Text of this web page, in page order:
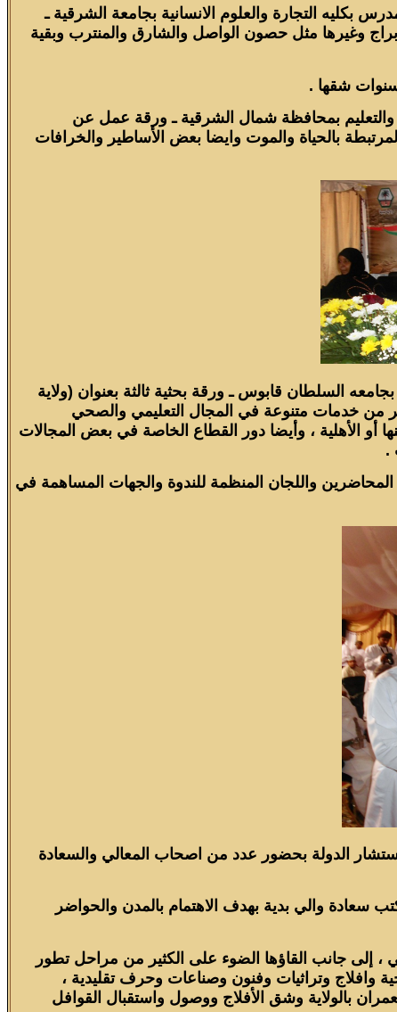
التجارة والعلوم الانسانية بجامعة الشرقية ـ
وأبراج وغيرها مثل حصون الواصل والشارق والمنترب وبقية
شقها .
والتعليم بمحافظة شمال الشرقية ـ ورقة عمل عن
بالحياة والموت وايضا بعض الأساطير والخرافات
السلطان قابوس ـ ورقة بحثية ثالثة بعنوان (ولاية
من خدمات متنوعة في المجال التعليمي والصحي
أو الأهلية ، وأيضا دور القطاع الخاصة في بعض المجالات
.
واللجان المنظمة للندوة والجهات المساهمة في
الدولة بحضور عدد من اصحاب المعالي والسعادة
سعادة والي بدية بهدف الاهتمام بالمدن والحواضر
، إلى جانب القاؤها الضوء على الكثير من مراحل تطور
وافلاج وتراثيات وفنون وصناعات وحرف تقليدية ،
بالولاية وشق الأفلاج ووصول واستقبال القوافل